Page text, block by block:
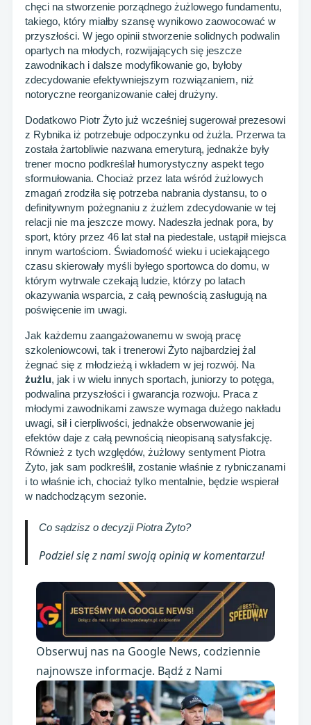
chęci na stworzenie porządnego żużlowego fundamentu,
takiego, który miałby szansę wynikowo zaowocować w
przyszłości. W jego opinii stworzenie solidnych podwalin
opartych na młodych, rozwijających się jeszcze
zawodnikach i dalsze modyfikowanie go, byłoby
zdecydowanie efektywniejszym rozwiązaniem, niż
notoryczne reorganizowanie całej drużyny.
Dodatkowo Piotr Żyto już wcześniej sugerował prezesowi
z Rybnika iż potrzebuje odpoczynku od żużla. Przerwa ta
została żartobliwie nazwana emeryturą, jednakże były
trener mocno podkreślał humorystyczny aspekt tego
sformułowania. Chociaż przez lata wśród żużlowych
zmagań zrodziła się potrzeba nabrania dystansu, to o
definitywnym pożegnaniu z żużlem zdecydowanie w tej
relacji nie ma jeszcze mowy. Nadeszła jednak pora, by
sport, który przez 46 lat stał na piedestale, ustąpił miejsca
innym wartościom. Świadomość wieku i uciekającego
czasu skierowały myśli byłego sportowca do domu, w
którym wytrwale czekają ludzie, którzy po latach
okazywania wsparcia, z całą pewnością zasługują na
poświęcenie im uwagi.
Jak każdemu zaangażowanemu w swoją pracę
szkoleniowcowi, tak i trenerowi Żyto najbardziej żal
żegnać się z młodzieżą i wkładem w jej rozwój. Na
żużlu, jak i w wielu innych sportach, juniorzy to potęga,
podwalina przyszłości i gwarancja rozwoju. Praca z
młodymi zawodnikami zawsze wymaga dużego nakładu
uwagi, sił i cierpliwości, jednakże obserwowanie jej
efektów daje z całą pewnością nieopisaną satysfakcję.
Również z tych względów, żużlowy sentyment Piotra
Żyto, jak sam podkreślił, zostanie właśnie z rybniczanami
i to właśnie ich, chociaż tylko mentalnie, będzie wspierał
w nadchodzącym sezonie.
Co sądzisz o decyzji Piotra Żyto?
Podziel się z nami swoją opinią w komentarzu!
Obserwuj nas na Google News, codziennie
najnowsze informacje. Bądź z Nami